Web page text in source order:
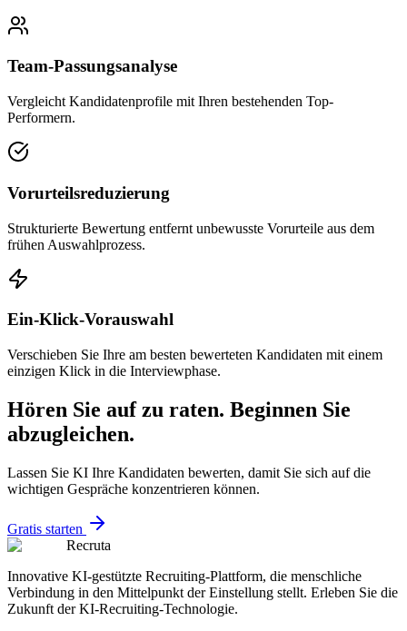
Team-Passungsanalyse
Vergleicht Kandidatenprofile mit Ihren bestehenden Top-
Performern.
Vorurteilsreduzierung
Strukturierte Bewertung entfernt unbewusste Vorurteile aus dem
frühen Auswahlprozess.
Ein-Klick-Vorauswahl
Verschieben Sie Ihre am besten bewerteten Kandidaten mit einem
einzigen Klick in die Interviewphase.
Hören Sie auf zu raten. Beginnen Sie
abzugleichen.
Lassen Sie KI Ihre Kandidaten bewerten, damit Sie sich auf die
wichtigen Gespräche konzentrieren können.
Gratis starten
Recruta
Innovative KI-gestützte Recruiting-Plattform, die menschliche
Verbindung in den Mittelpunkt der Einstellung stellt. Erleben Sie die
Zukunft der KI-Recruiting-Technologie.